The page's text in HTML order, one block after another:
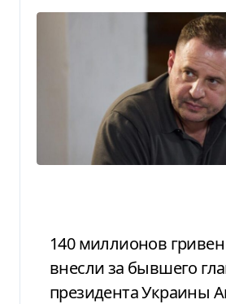
140 миллионов гривен залга
внесли за бывшего
президента Украины